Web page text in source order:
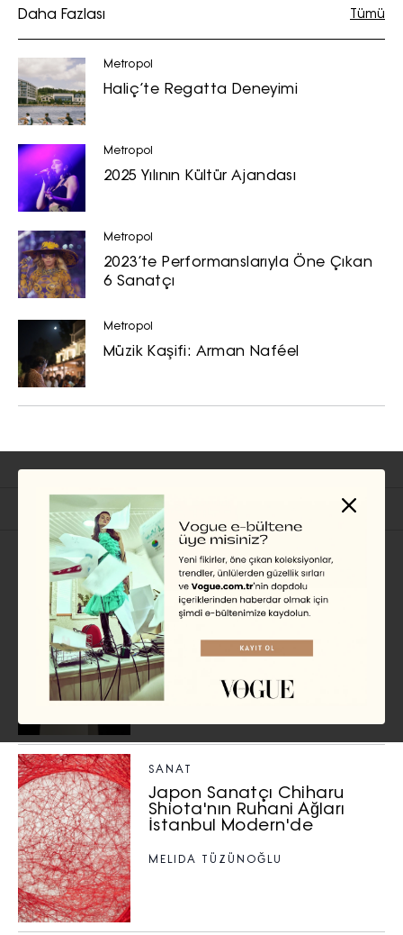
Daha Fazlası Tümü
Metropol
Haliç’te Regatta Deneyimi
Metropol
2025 Yılının Kültür Ajandası
Metropol
2023’te Performanslarıyla Öne Çıkan
6 Sanatçı
Metropol
Müzik Kaşifi: Arman Naféel
İlgili Başlıklar
SANAT
Mayıs 2025 Güncel Sergiler
Rehberi
DİLAN SARAY
SANAT
Japon Sanatçı Chiharu
Shiota'nın Ruhani Ağları
İstanbul Modern'de
MELIDA TÜZÜNOĞLU